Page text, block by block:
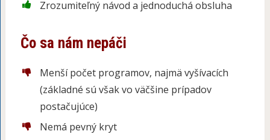
Zrozumiteľný návod a jednoduchá obsluha
Čo sa nám nepáči
Menší počet programov, najmä vyšívacích
(základné sú však vo väčšine prípadov
postačujúce)
Nemá pevný kryt